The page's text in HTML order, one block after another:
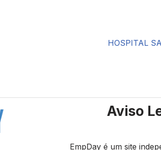
HOSPITAL
Aviso
EmpDay é um site